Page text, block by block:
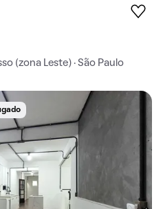
(zona Leste) · São Paulo